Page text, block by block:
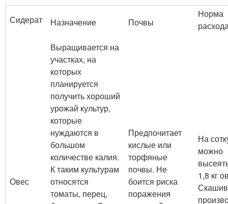
Сидерат Назначение Почвы
Норма
Овес
Выращивается на
участках, на
которых
планируется
получить хороший
урожай культур,
которые
нуждаются в
большом
количестве калия.
К таким культурам
относятся
томаты, перец,
Предпочитает
кислые или
торфяные
почвы. Не
боится риска
поражения
На
можно
1,8 кг